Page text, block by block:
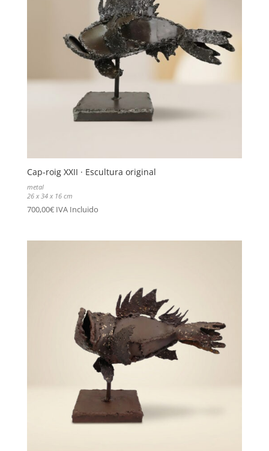
Cap-roig XXII · Escultura original
metal
26 x 34 x 16 cm
700,00€ IVA Incluido